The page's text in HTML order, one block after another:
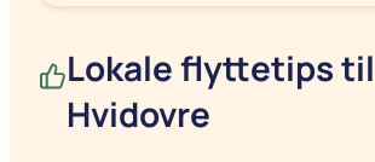
Lokale flyttetips
Hvidovre